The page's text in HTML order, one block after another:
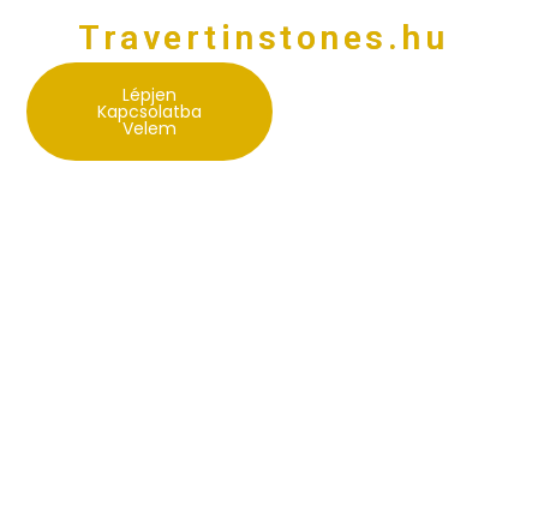
Travertinstones.hu
Lépjen
Kapcsolatba
Velem